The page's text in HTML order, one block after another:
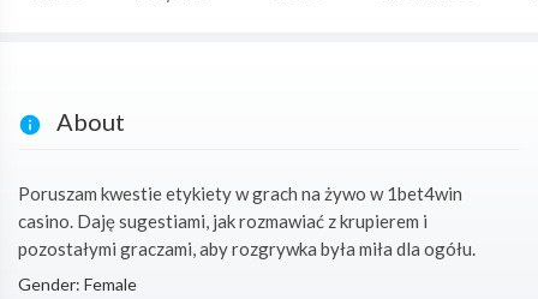
About
Poruszam kwestie etykiety w grach na żywo w 1bet4win
casino. Daję sugestiami, jak rozmawiać z krupierem i
pozostałymi graczami, aby rozgrywka była miła dla ogółu.
Gender: Female